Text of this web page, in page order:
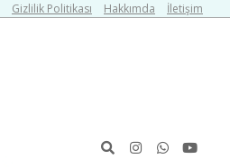
Gizlilik Politikası Hakkımda İletişim
Search